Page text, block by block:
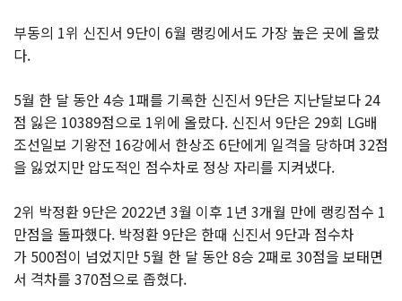
부동의 1위 신진서 9단이 6월 랭킹에서도 가장 높은 곳에 올랐
다.
5월 한 달 동안 4승 1패를 기록한 신진서 9단은 지난달보다 24
점 잃은 10389점으로 1위에 올랐다. 신진서 9단은 29회 LG배
조선일보 기왕전 16강에서 한상조 6단에게 일격을 당하며 32점
을 잃었지만 압도적인 점수차로 정상 자리를 지켜냈다.
2위 박정환 9단은 2022년 3월 이후 1년 3개월 만에 랭킹점수 1
만점을 돌파했다. 박정환 9단은 한때 신진서 9단과 점수차
가 500점이 넘었지만 5월 한 달 동안 8승 2패로 30점을 보태면
서 격차를 370점으로 좁혔다.